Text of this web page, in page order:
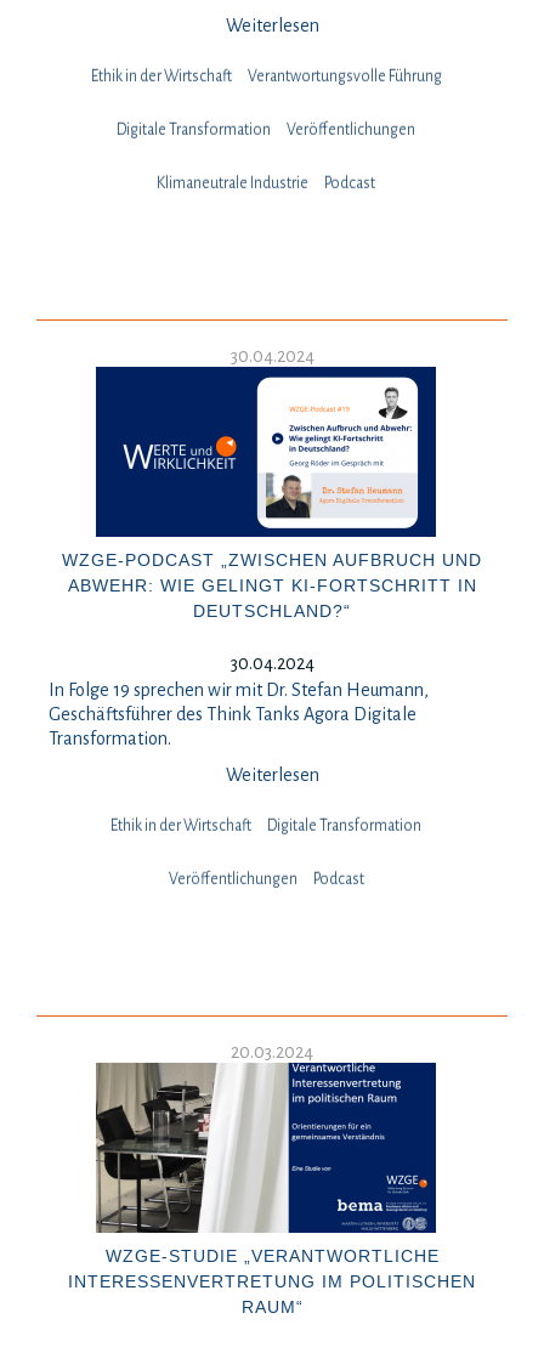
Weiterlesen
Ethik in der Wirtschaft Verantwortungsvolle Führung
Digitale Transformation Veröffentlichungen
Klimaneutrale Industrie Podcast
30.04.2024
WZGE-PODCAST „ZWISCHEN AUFBRUCH UND
ABWEHR: WIE GELINGT KI-FORTSCHRITT IN
DEUTSCHLAND?“
30.04.2024
In Folge 19 sprechen wir mit Dr. Stefan Heumann,
Geschäftsführer des Think Tanks Agora Digitale
Transformation.
Weiterlesen
Ethik in der Wirtschaft Digitale Transformation
Veröffentlichungen Podcast
20.03.2024
WZGE-STUDIE „VERANTWORTLICHE
INTERESSENVERTRETUNG IM POLITISCHEN
RAUM“